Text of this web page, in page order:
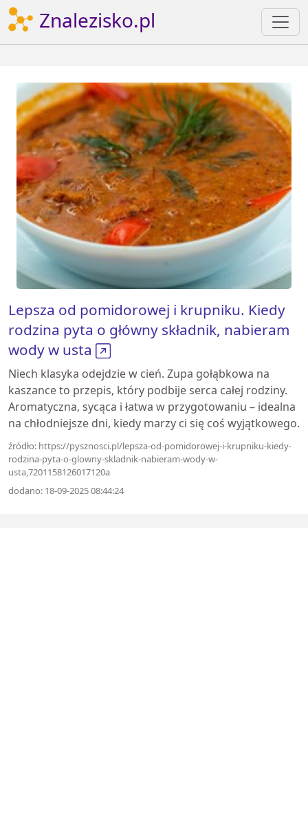
Znalezisko.pl
Lepsza od pomidorowej i krupniku. Kiedy
rodzina pyta o główny składnik, nabieram
wody w usta
Niech klasyka odejdzie w cień. Zupa gołąbkowa na
kaszance to przepis, który podbije serca całej rodziny.
Aromatyczna, sycąca i łatwa w przygotowaniu – idealna
na chłodniejsze dni, kiedy marzy ci się coś wyjątkowego.
źródło: https://pysznosci.pl/lepsza-od-pomidorowej-i-krupniku-kiedy-
rodzina-pyta-o-glowny-skladnik-nabieram-wody-w-
usta,7201158126017120a
dodano: 18-09-2025 08:44:24